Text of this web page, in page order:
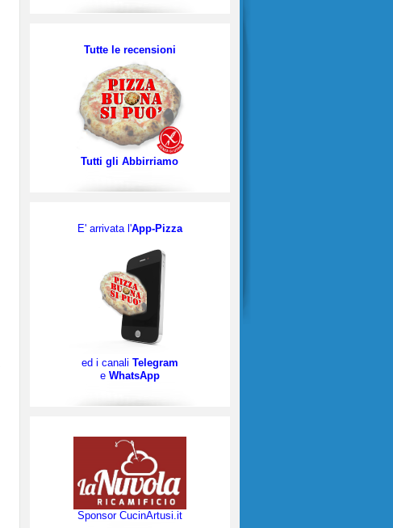
Tutte le recensioni
Tutti gli Abbirriamo
E' arrivata l'App-Pizza
ed i canali Telegram
e WhatsApp
Sponsor CucinArtusi.it